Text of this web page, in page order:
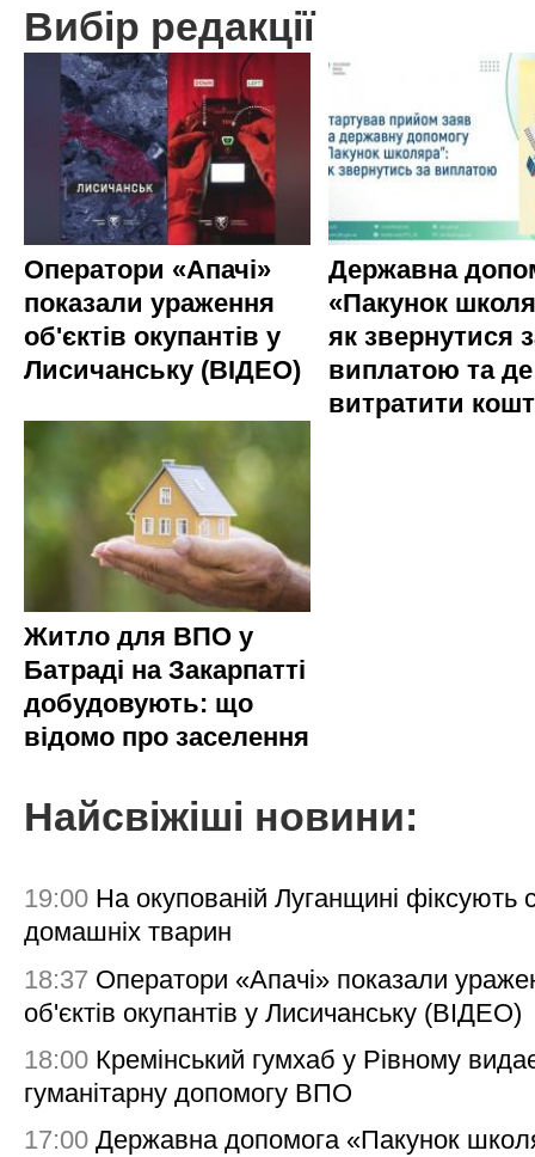
Вибір редакції
Оператори «Апачі»
показали ураження
об'єктів окупантів у
Лисичанську (ВІДЕО)
Державна
«Пакунок
як звернутися
виплатою та де
витратити
Житло для ВПО у
Батраді на Закарпатті
добудовують: що
відомо про заселення
Найсвіжіші новини:
19:00 На окупованій Луганщині фіксують
домашніх тварин
18:37 Оператори «Апачі» показали
об'єктів окупантів у Лисичанську (ВІДЕО)
18:00 Кремінський гумхаб у Рівному
гуманітарну допомогу ВПО
17:00 Державна допомога «Пакунок